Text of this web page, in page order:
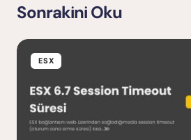
E-posta adresiniz yayınlanmayacak.
Sonrakini Oku
ESX